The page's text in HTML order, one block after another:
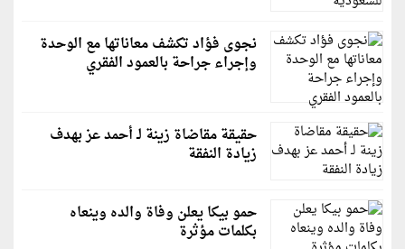
نجوى فؤاد تكشف معاناتها مع الوحدة
وإجراء جراحة بالعمود الفقري
حقيقة مقاضاة زينة لـ أحمد عز بهدف
زيادة النفقة
حمو بيكا يعلن وفاة والده وينعاه
بكلمات مؤثرة